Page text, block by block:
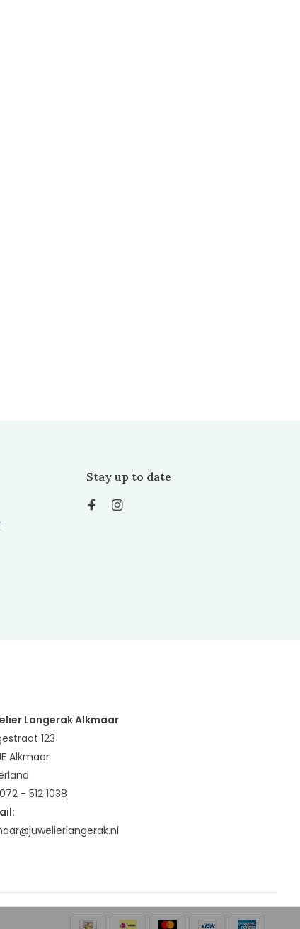
Stay up to date
Langerak Alkmaar
123
Alkmaar
072 - 512 1038